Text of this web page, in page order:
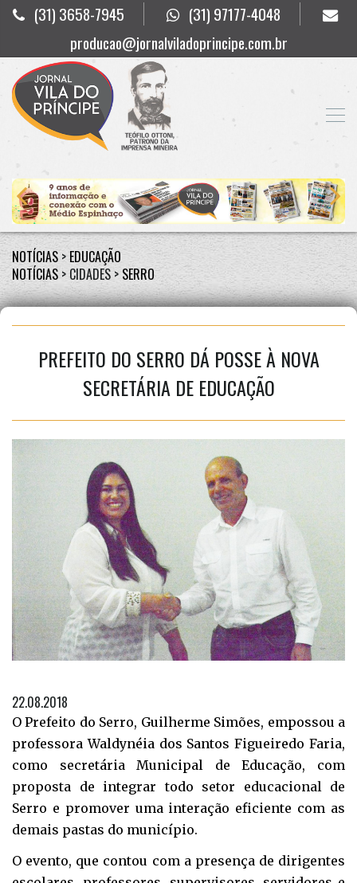
(31) 3658-7945
(31) 97177-4048
producao@jornalviladoprincipe.com.br
NOTÍCIAS > EDUCAÇÃO
NOTÍCIAS > CIDADES > SERRO
PREFEITO DO SERRO DÁ POSSE À NOVA
SECRETÁRIA DE EDUCAÇÃO
22.08.2018
O Prefeito do Serro, Guilherme Simões, empossou a
professora Waldynéia dos Santos Figueiredo Faria,
como secretária Municipal de Educação, com
proposta de integrar todo setor educacional de
Serro e promover uma interação eficiente com as
demais pastas do município.
O evento, que contou com a presença de dirigentes